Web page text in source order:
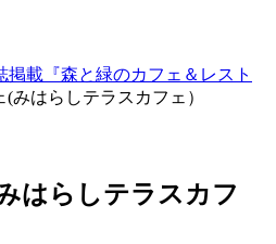
掲載『森と緑のカフェ＆レスト
みはらしテラスカフェ）
はらしテラスカフ